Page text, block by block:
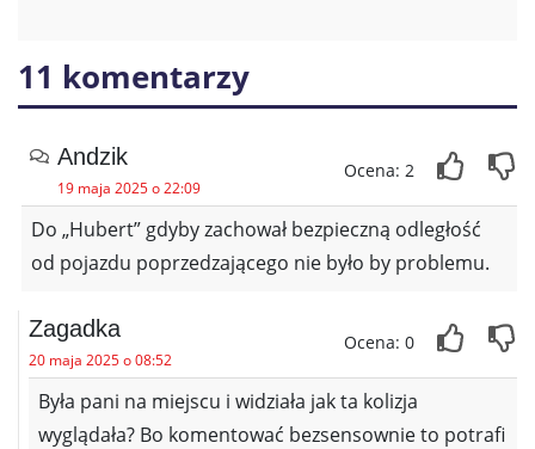
11 komentarzy
Andzik
19 maja 2025 o 22:09
Ocena: 2
Do „Hubert” gdyby zachował bezpieczną odległość
od pojazdu poprzedzającego nie było by problemu.
Zagadka
20 maja 2025 o 08:52
Ocena: 0
Była pani na miejscu i widziała jak ta kolizja
wyglądała? Bo komentować bezsensownie to potrafi